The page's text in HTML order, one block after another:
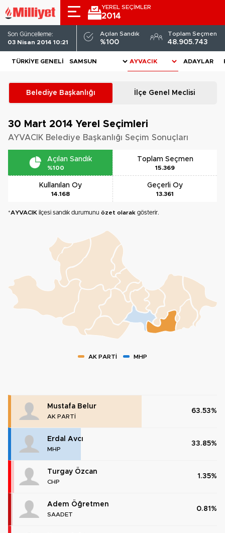
YEREL SEÇİMLER
2014
Son Güncelleme:
03 Nisan 2014 10:21
Açılan Sandık
%100
Toplam Seçmen
48.905.743
TÜRKIYE GENELI ADAYLAR
Belediye Başkanlığı İlçe Genel Meclisi
30 Mart 2014 Yerel Seçimleri
AYVACIK Belediye Başkanlığı Seçim Sonuçları
Açılan Sandık
%100
Toplam Seçmen
15.369
Kullanılan Oy
14.168
Geçerli Oy
13.361
*AYVACIK ilçesi sandık durumunu özet olarak gösterir.
AK PARTİ MHP
Mustafa Belur
AK PARTİ
63.53%
Erdal Avcı
MHP
33.85%
Turgay Özcan
CHP
1.35%
Adem Öğretmen
SAADET
0.81%